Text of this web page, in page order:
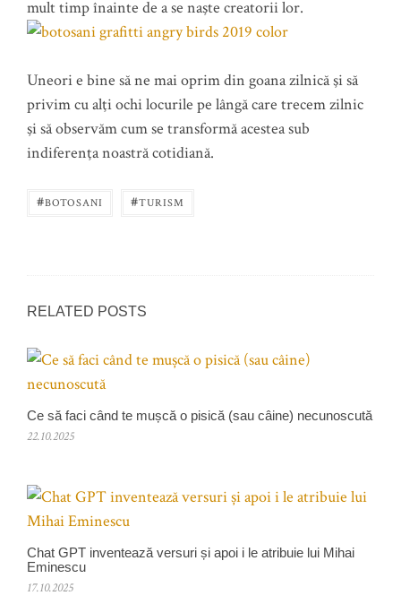
mult timp înainte de a se naşte creatorii lor.
Uneori e bine să ne mai oprim din goana zilnică şi să
privim cu alţi ochi locurile pe lângă care trecem zilnic
şi să observăm cum se transformă acestea sub
indiferenţa noastră cotidiană.
#BOTOSANI #TURISM
RELATED POSTS
Ce să faci când te mușcă o pisică (sau câine) necunoscută
22.10.2025
Chat GPT inventează versuri și apoi i le atribuie lui Mihai
Eminescu
17.10.2025